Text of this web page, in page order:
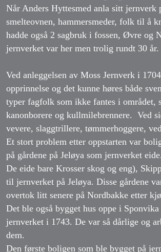
Når Anders Hyttesmed anla sitt
smelteovnen, hammersmeder, folk til å
hadde også 2 sagbruk i fossen, Øvre og
jernverket var her men trolig rundt 30 år.
Ved anleggelsen av Moss Jernverk i
opprinnelse og det kunne høres både
typer fagfolk som ikke fantes i området,
kanonborere og kullmilebrennere. Ved
vevere, slaggtrillere, tømmerhoggere,
Et stort problem etter oppstarten var
på gårdene på Jeløya som jernverket
De eide bare Krosser skog og eng),
til jernverket på Jeløya. Disse gårdene
overtok litt senere på Nordbakke etter
Det ble også bygget hus oppe i
jernverket i 1743. De var så dårlige og
dem.
Den første boligen som ble bygget på